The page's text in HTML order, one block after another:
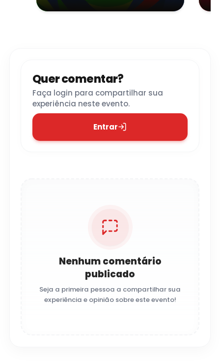
Quer comentar?
Faça login para compartilhar sua
experiência neste evento.
Entrar
Nenhum comentário
publicado
Seja a primeira pessoa a compartilhar sua
experiência e opinião sobre este evento!